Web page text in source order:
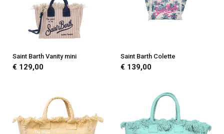
Saint Barth Vanity mini
€ 129,00
Saint Barth Colette
€ 139,00